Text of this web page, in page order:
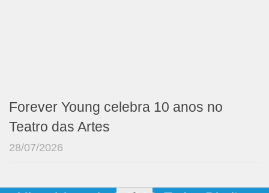
Forever Young celebra 10 anos no
Teatro das Artes
28/07/2026